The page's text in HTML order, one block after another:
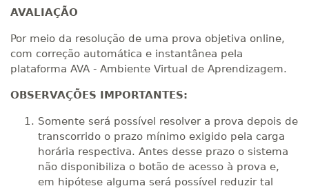
AVALIAÇÃO
Por meio da resolução de uma prova objetiva online,
com correção automática e instantânea pela
plataforma AVA - Ambiente Virtual de Aprendizagem.
OBSERVAÇÕES IMPORTANTES:
Somente será possível resolver a prova depois de
transcorrido o prazo mínimo exigido pela carga
horária respectiva. Antes desse prazo o sistema
não disponibiliza o botão de acesso à prova e,
em hipótese alguma será possível reduzir tal